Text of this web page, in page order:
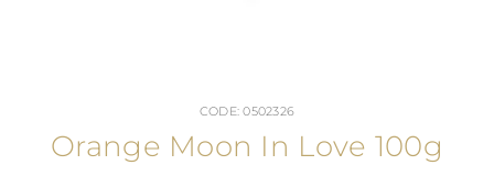
CODE: 0502326
Orange Moon In Love 100g